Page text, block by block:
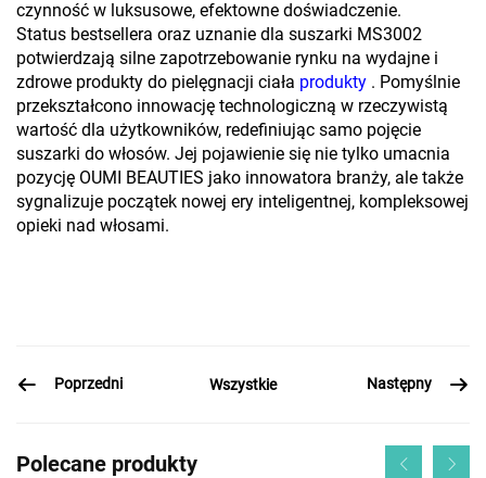
czynność w luksusowe, efektowne doświadczenie.
Status bestsellera oraz uznanie dla suszarki MS3002
potwierdzają silne zapotrzebowanie rynku na wydajne i
zdrowe produkty do pielęgnacji ciała produkty . Pomyślnie
przekształcono innowację technologiczną w rzeczywistą
wartość dla użytkowników, redefiniując samo pojęcie
suszarki do włosów. Jej pojawienie się nie tylko umacnia
pozycję OUMI BEAUTIES jako innowatora branży, ale także
sygnalizuje początek nowej ery inteligentnej, kompleksowej
opieki nad włosami.
Poprzedni Wszystkie Następny
Polecane produkty